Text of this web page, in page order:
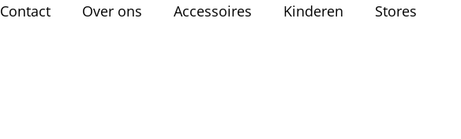
Contact Over ons Accessoires Kinderen Stores